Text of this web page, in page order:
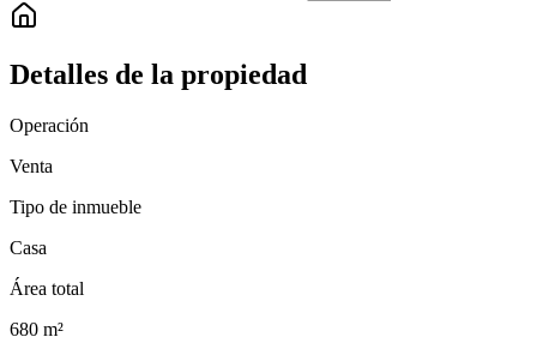
Detalles de la propiedad
Operación
Venta
Tipo de inmueble
Casa
Área total
680 m²